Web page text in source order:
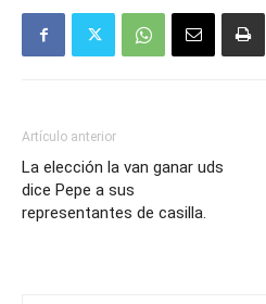
Artículo anterior
La elección la van ganar uds
dice Pepe a sus
representantes de casilla.